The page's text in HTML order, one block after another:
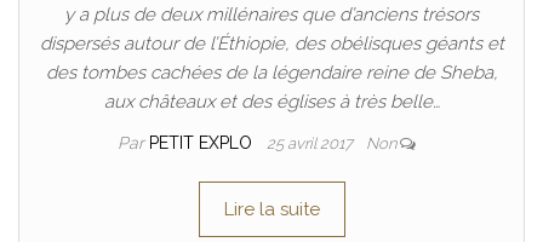
y a plus de deux millénaires que d’anciens trésors
dispersés autour de l’Éthiopie, des obélisques géants et
des tombes cachées de la légendaire reine de Sheba,
aux châteaux et des églises à très belle…
Par PETIT EXPLO 25 avril 2017 Non
Lire la suite